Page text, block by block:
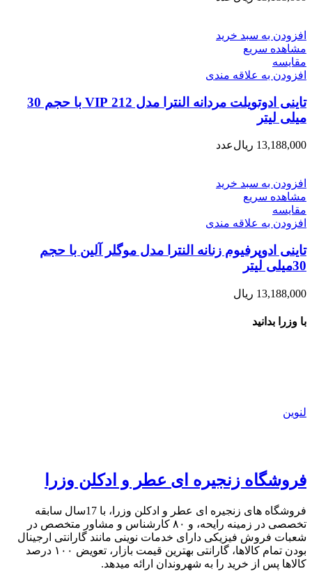
افزودن به سبد خرید
مشاهده سریع
مقایسه
افزودن به علاقه مندی
تاینی ادوتویلت مردانه النترا مدل 212 VIP با حجم 30
میلی لیتر
13,188,000 ریالعدد
افزودن به سبد خرید
مشاهده سریع
مقایسه
افزودن به علاقه مندی
تاینی ادوپرفیوم زنانه النترا مدل موگلر آلین با حجم
30میلی لیتر
13,188,000 ریال
با وزرا بدانید
لنوین
فروشگاه زنجیره ای عطر و ادکلن وزرا
فروشگاه های زنجیره ای عطر و ادکلن وزرا، با 17سال سابقه
تخصصی در زمینه رایحه، و ۸۰ کارشناس و مشاور متخصص در
شعبات فروش فیزیکی دارای خدمات نوینی مانند گارانتی ارجینال
بودن تمام کالاها، گارانتی بهترین قیمت بازار، تعویض ۱۰۰ درصد
کالاها پس از خرید را به شهروندان ارائه میدهد.